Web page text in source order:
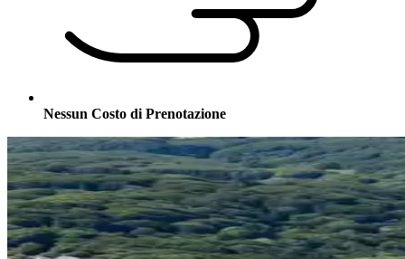
Nessun Costo di Prenotazione